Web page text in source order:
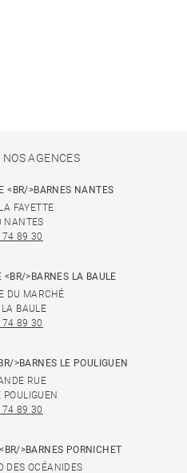
NOS AGENCES
<BR/>BARNES NANTES
FAYETTE
NANTES
89 30
<BR/>BARNES LA BAULE
DU MARCHÉ
BAULE
89 30
>BARNES LE POULIGUEN
RUE
89 30
>BARNES PORNICHET
DES OCÉANIDES